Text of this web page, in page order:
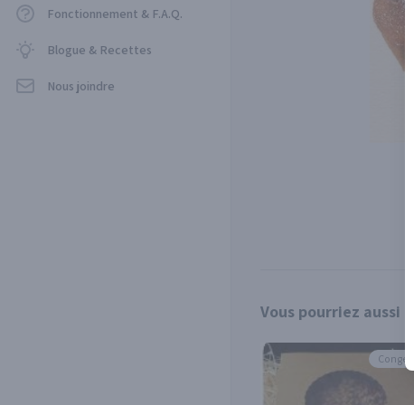
Fonctionnement & F.A.Q.
Blogue & Recettes
Nous joindre
Vous pourriez aussi
Congelé